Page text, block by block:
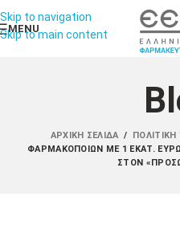
Skip to navigation
Skip to main content
MENU
ΑΡΧΙΚΉ ΣΕΛΊΔΑ / ΠΟΛΙΤΙΚΉ
ΦΑΡΜΑΚΟΠΟΙΏΝ ΜΕ 1 ΕΚΑΤ.
ΣΤΟΝ